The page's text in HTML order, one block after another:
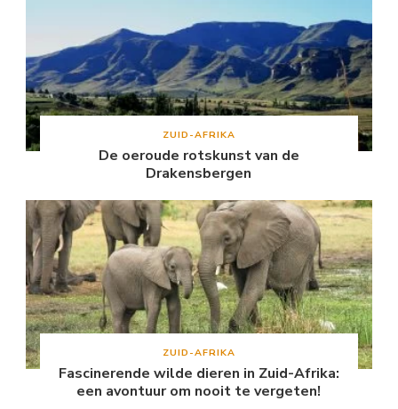
ZUID-AFRIKA
De oeroude rotskunst van de
Drakensbergen
ZUID-AFRIKA
Fascinerende wilde dieren in Zuid-Afrika:
een avontuur om nooit te vergeten!